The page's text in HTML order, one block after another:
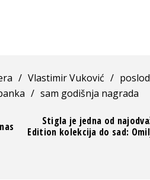
/ Vlastimir Vuković /
/ sam godišnja nagrada
Stigla je jedna od
Edition kolekcija do sad: